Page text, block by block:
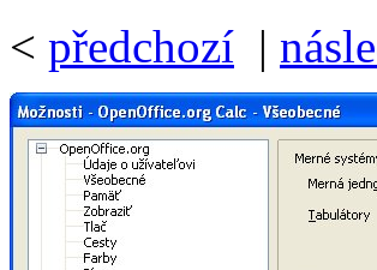
< předchozí |